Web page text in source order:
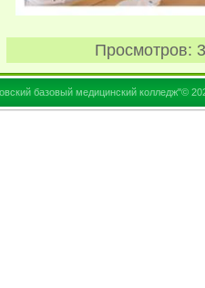
Просмотров:
базовый медицинский колледж"©